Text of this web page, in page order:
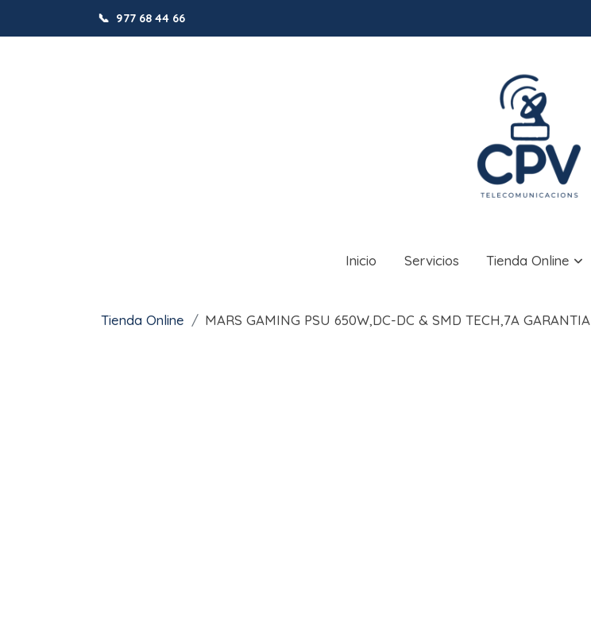
📞 977 68 44 66
Inicio Servicios Tienda Online
Tienda Online MARS GAMING PSU 650W,DC-DC & SMD TECH,7A GARANTIA